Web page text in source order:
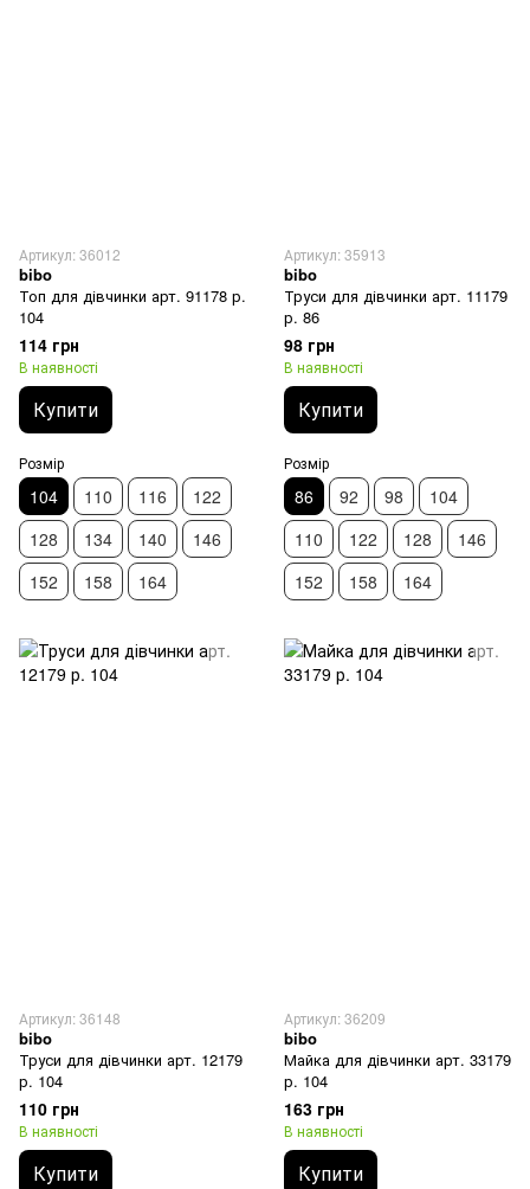
Артикул: 36012
bibo
Топ для дівчинки арт. 91178 р.
104
114 грн
В наявності
Купити
Розмір
104 110 116
122
128
134 140
146
152
158 164
Артикул: 35913
bibo
Труси для дівчинки арт. 11179
р. 86
98 грн
В наявності
Купити
Розмір
86 92 98
104
110
122 128
146
152
158 164
Артикул: 36148
bibo
Труси для дівчинки арт. 12179
р. 104
110 грн
В наявності
Купити
Артикул: 36209
bibo
Майка для дівчинки арт. 33179
р. 104
163 грн
В наявності
Купити